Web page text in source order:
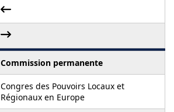
Commission permanente
Congres des Pouvoirs Locaux et
Régionaux en Europe